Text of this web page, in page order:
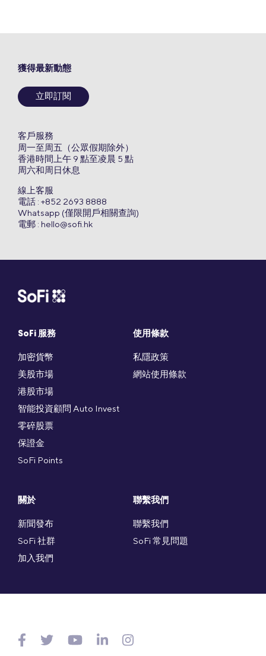
SoFi 服務
加密貨幣
美股市場
港股市場
智能投資顧問 Auto Invest
零碎股票
保證金
SoFi Points
使用條款
私隱政策
網站使用條款
關於
新聞發布
SoFi 社群
加入我們
聯繫我們
聯繫我們
SoFi 常見問題
獲得最新動態
立即訂閱
客戶服務
周一至周五（公眾假期除外）
香港時間上午 9 點至凌晨 5 點
周六和周日休息
線上客服
電話 : +852 2693 8888
Whatsapp (僅限開戶相關查詢)
電郵 : hello@sofi.hk